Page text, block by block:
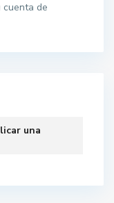
cuenta de
una